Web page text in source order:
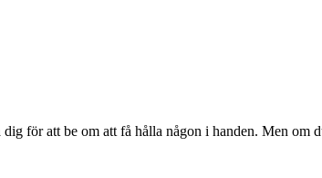
för att be om att få hålla någon i handen. Men om